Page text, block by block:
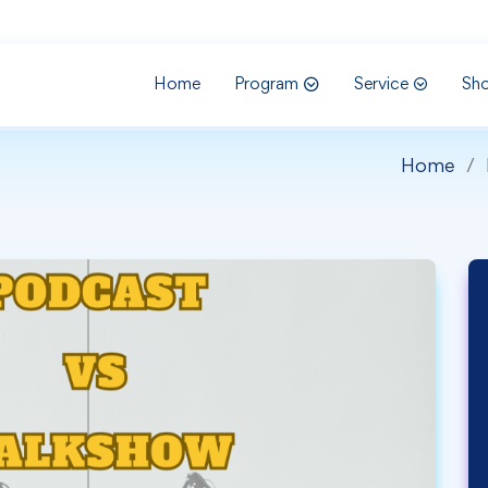
Home Program Service
Home